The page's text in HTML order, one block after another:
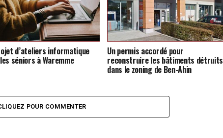
d’ateliers informatique
séniors à Waremme
Un permis accordé pour
reconstruire les bâtiments détruits
dans le zoning de Ben-Ahin
POUR COMMENTER